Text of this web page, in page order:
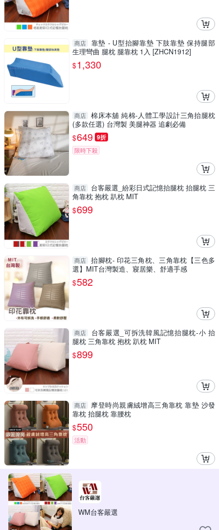
商店
靠墊 - U型抬腳靠墊 下肢靠墊 保持腿部
生理彎曲 腿枕 腿靠枕 1入 [ZHCN1912]
$1,330
商店 棉床本舖 純棉-人體工學設計三角抬腿枕
(多款任選) 台灣製 美腿神器 追劇必備
$649 9折
限時下殺
商店
台客嚴選_紛彩日式記憶抬腿枕 抬腿枕 三
角靠枕 抱枕 趴枕 MIT
$699
商店 抬腳枕- 印花三角枕、三角靠枕【三色多
選】MIT台灣製造、寢居樂、舒適手感
$582
商店
台客嚴選_可拆洗韓風記憶抬腿枕-小 抬
腿枕 三角靠枕 抱枕 趴枕 MIT
$899
商店
摩登時尚親膚絨增高三角靠枕 靠墊 沙發
靠枕 抬腿枕 靠腰枕
$550
活動
WM台客嚴選